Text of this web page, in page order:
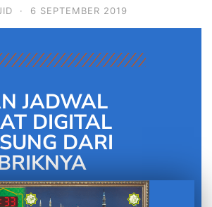
· 6 SEPTEMBER 2019
JADWAL
DIGITAL
DARI